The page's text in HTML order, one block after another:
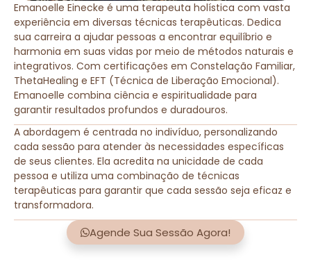
Emanoelle Einecke é uma terapeuta holística com vasta
experiência em diversas técnicas terapêuticas. Dedica
sua carreira a ajudar pessoas a encontrar equilíbrio e
harmonia em suas vidas por meio de métodos naturais e
integrativos. Com certificações em Constelação Familiar,
ThetaHealing e EFT (Técnica de Liberação Emocional).
Emanoelle combina ciência e espiritualidade para
garantir resultados profundos e duradouros.
A abordagem é centrada no indivíduo, personalizando
cada sessão para atender às necessidades específicas
de seus clientes. Ela acredita na unicidade de cada
pessoa e utiliza uma combinação de técnicas
terapêuticas para garantir que cada sessão seja eficaz e
transformadora.
Agende Sua Sessão Agora!